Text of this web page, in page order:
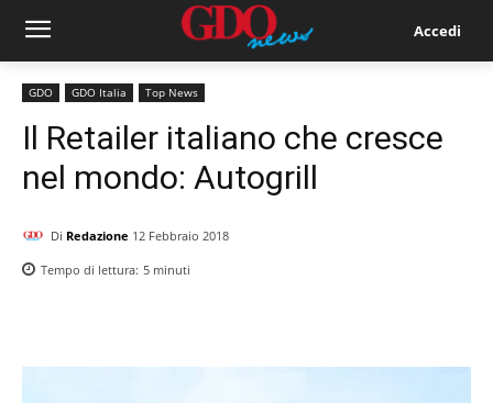
Accedi
GDO GDO Italia Top News
Il Retailer italiano che cresce
nel mondo: Autogrill
Di Redazione 12 Febbraio 2018
Tempo di lettura: 5 minuti